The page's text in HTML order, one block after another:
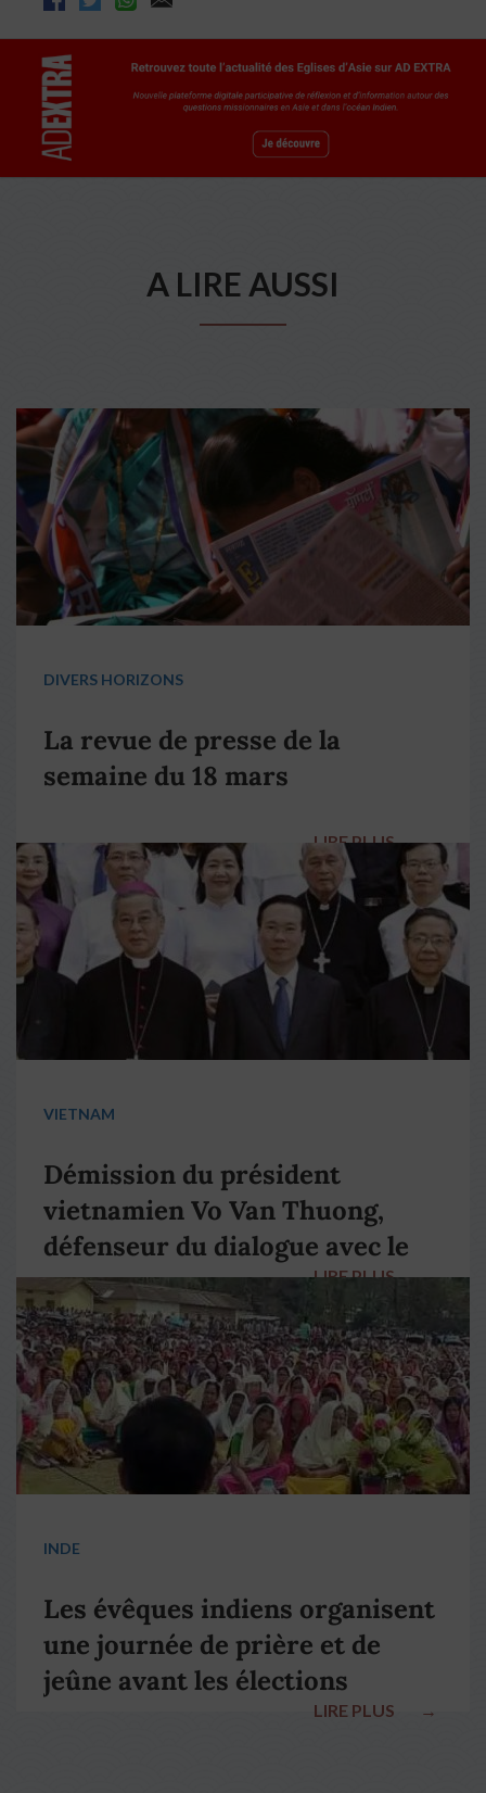
A LIRE AUSSI
DIVERS HORIZONS
La revue de presse de la
semaine du 18 mars
LIRE PLUS →
VIETNAM
Démission du président
vietnamien Vo Van Thuong,
défenseur du dialogue avec le
pape François
LIRE PLUS →
INDE
Les évêques indiens organisent
une journée de prière et de
jeûne avant les élections
LIRE PLUS →